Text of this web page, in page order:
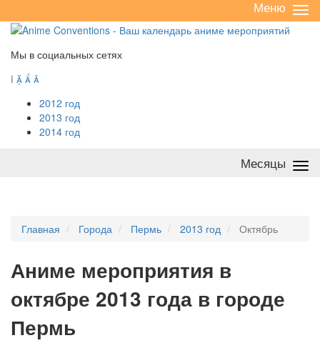
/
Меню
Мы в социальных сетях
   
2012 год
2013 год
2014 год
Месяцы
Главная Города Пермь 2013 год Октябрь
Аниме мероприятия в
октябре 2013 года в городе
Пермь